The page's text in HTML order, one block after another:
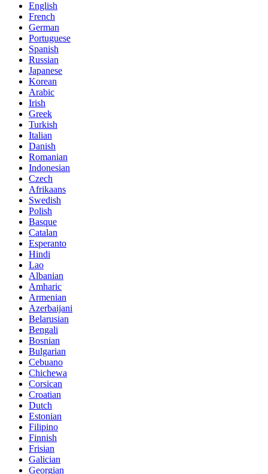
English
French
German
Portuguese
Spanish
Russian
Japanese
Korean
Arabic
Irish
Greek
Turkish
Italian
Danish
Romanian
Indonesian
Czech
Afrikaans
Swedish
Polish
Basque
Catalan
Esperanto
Hindi
Lao
Albanian
Amharic
Armenian
Azerbaijani
Belarusian
Bengali
Bosnian
Bulgarian
Cebuano
Chichewa
Corsican
Croatian
Dutch
Estonian
Filipino
Finnish
Frisian
Galician
Georgian